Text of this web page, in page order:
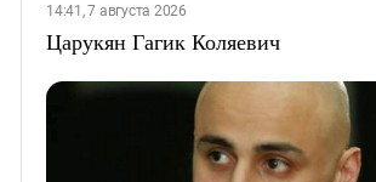
14:41, 7 августа 2026
Царукян Гагик Коляевич